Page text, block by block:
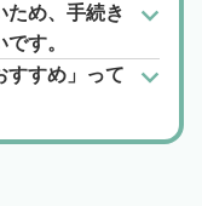
ため、手続き
す。
すすめ」って